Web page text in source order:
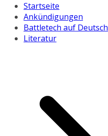
Startseite
Ankündigungen
Battletech auf Deutsch
Literatur